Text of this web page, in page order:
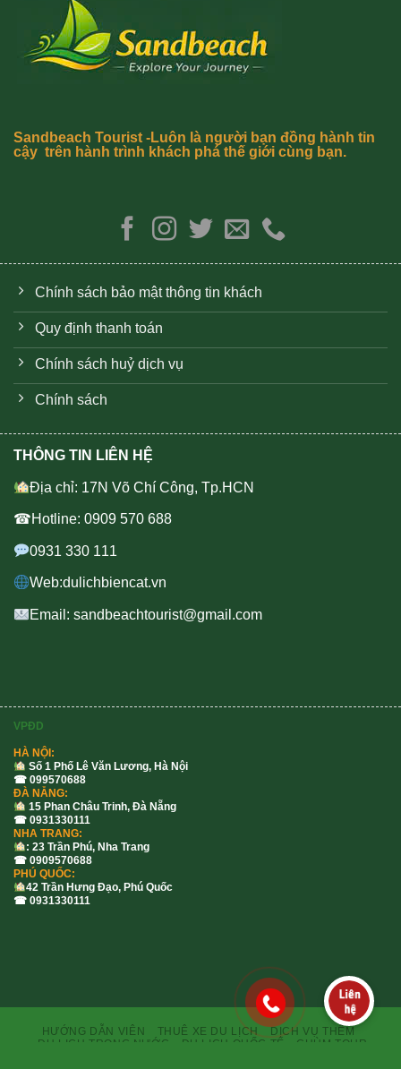
Sandbeach Tourist -Luôn là người bạn đồng hành tin
cậy trên hành trình khách phá thế giới cùng bạn.
Chính sách bảo mật thông tin khách
Quy định thanh toán
Chính sách huỷ dịch vụ
Chính sách
THÔNG TIN LIÊN HỆ
Địa chỉ: 17N Võ Chí Công, Tp.HCN
☎Hotline: 0909 570 688
0931 330 111
Web:dulichbiencat.vn
Email: sandbeachtourist@gmail.com
VPĐD
HÀ NỘI:
Số 1 Phố Lê Văn Lương, Hà Nội
☎ 099570688
ĐÀ NẴNG:
15 Phan Châu Trinh, Đà Nẵng
☎ 0931330111
NHA TRANG:
: 23 Trần Phú, Nha Trang
☎ 0909570688
PHÚ QUỐC:
42 Trần Hưng Đạo, Phú Quốc
☎ 0931330111
HƯỚNG DẪN VIÊN THUÊ XE DU LỊCH
DỊCH VỤ THÊM
DU LỊCH TRONG NƯỚC
DU LỊCH QUỐC TẾ CHÙM TOUR